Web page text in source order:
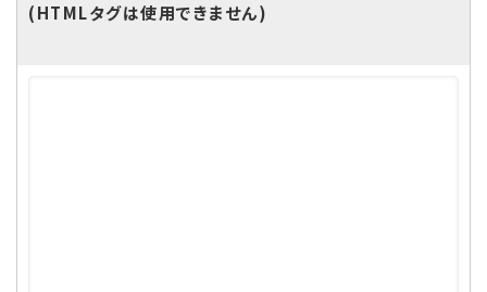
(HTMLタグは使用できません)